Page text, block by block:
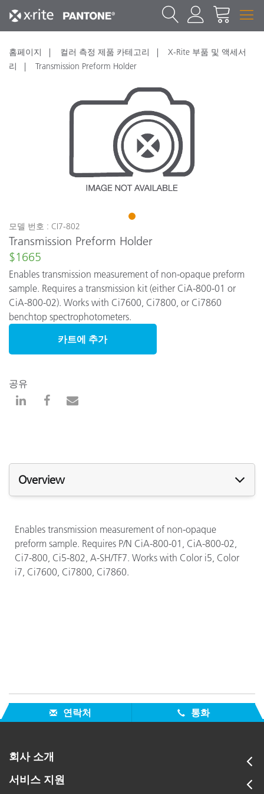
홈페이지 컬러 측정 제품 카테고리
X-Rite 부품 및 액세서
리
Transmission Preform Holder
1
모델 번호 : CI7-802
Transmission Preform Holder
$1665
Enables transmission measurement of non-opaque preform
sample. Requires a transmission kit (either CiA-800-01 or
CiA-800-02). Works with Ci7600, Ci7800, or Ci7860
benchtop spectrophotometers.
카트에 추가
공유
Overview
Enables transmission measurement of non-opaque
preform sample. Requires P/N CiA-800-01, CiA-800-02,
Ci7-800, Ci5-802, A-SH/TF7. Works with Color i5, Color
i7, Ci7600, Ci7800, Ci7860.
연락처 통화
회사 소개
서비스 지원